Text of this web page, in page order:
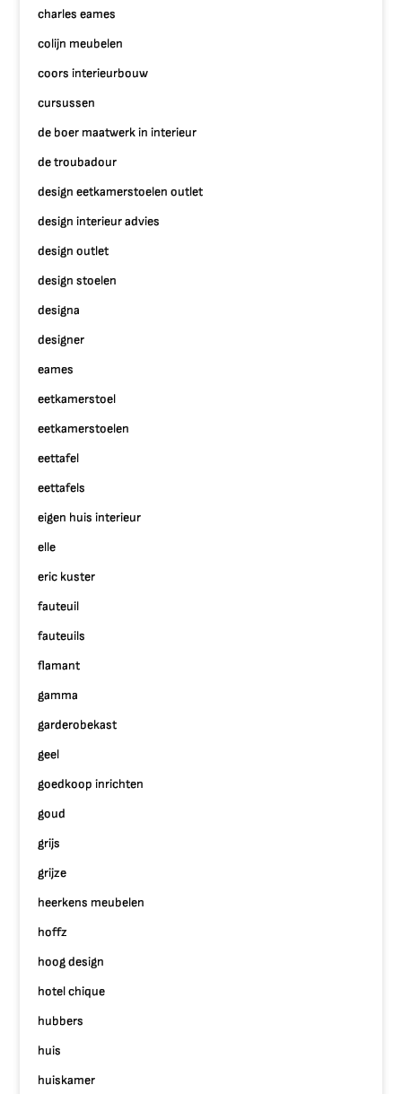
charles eames
colijn meubelen
coors interieurbouw
cursussen
de boer maatwerk in interieur
de troubadour
design eetkamerstoelen outlet
design interieur advies
design outlet
design stoelen
designa
designer
eames
eetkamerstoel
eetkamerstoelen
eettafel
eettafels
eigen huis interieur
elle
eric kuster
fauteuil
fauteuils
flamant
gamma
garderobekast
geel
goedkoop inrichten
goud
grijs
grijze
heerkens meubelen
hoffz
hoog design
hotel chique
hubbers
huis
huiskamer